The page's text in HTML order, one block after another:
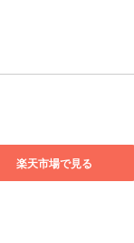
楽天市場で見る